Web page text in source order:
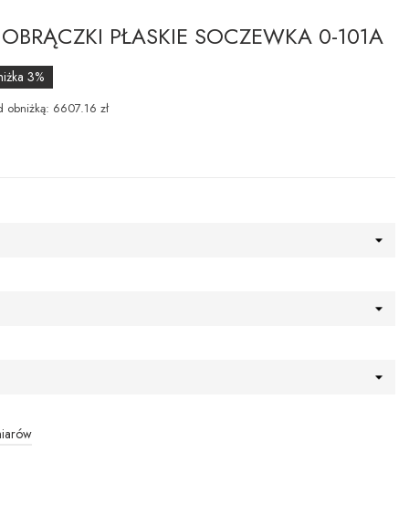
PŁASKIE SOCZEWKA 0-101A
3%
obniżką: 6607.16 zł